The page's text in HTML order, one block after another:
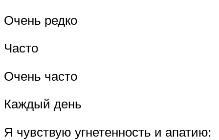
Очень редко
Часто
Очень часто
Каждый день
Я чувствую угнетенность и апатию: